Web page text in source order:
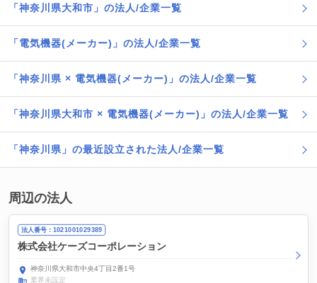
「神奈川県大和市」の法人/企業一覧
「電気機器(メーカー)」の法人/企業一覧
「神奈川県 × 電気機器(メーカー)」の法人/企業一覧
「神奈川県大和市 × 電気機器(メーカー)」の法人/企業一覧
「神奈川県」の最近設立された法人/企業一覧
周辺の法人
法人番号：1021001029389
株式会社ケーズコーポレーション
神奈川県大和市中央4丁目2番1号
業界未設定